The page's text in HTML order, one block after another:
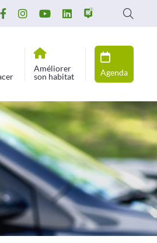
Améliorer
son habitat
Agenda